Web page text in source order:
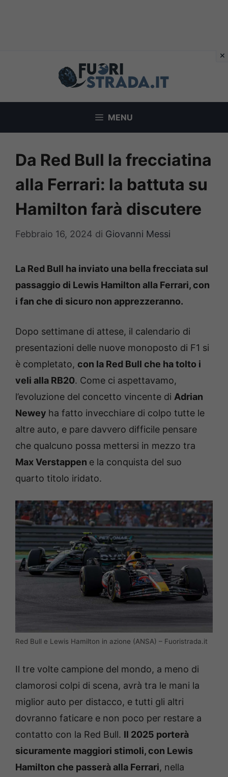
MENU
Da Red Bull la frecciatina
alla Ferrari: la battuta su
Hamilton farà discutere
Febbraio 16, 2024 di Giovanni Messi
La Red Bull ha inviato una bella frecciata sul
passaggio di Lewis Hamilton alla Ferrari, con
i fan che di sicuro non apprezzeranno.
Dopo settimane di attese, il calendario di
presentazioni delle nuove monoposto di F1 si
è completato, con la Red Bull che ha tolto i
veli alla RB20. Come ci aspettavamo,
l’evoluzione del concetto vincente di Adrian
Newey ha fatto invecchiare di colpo tutte le
altre auto, e pare davvero difficile pensare
che qualcuno possa mettersi in mezzo tra
Max Verstappen e la conquista del suo
quarto titolo iridato.
Red Bull e Lewis Hamilton in azione (ANSA) – Fuoristrada.it
Il tre volte campione del mondo, a meno di
clamorosi colpi di scena, avrà tra le mani la
miglior auto per distacco, e tutti gli altri
dovranno faticare e non poco per restare a
contatto con la Red Bull. Il 2025 porterà
sicuramente maggiori stimoli, con Lewis
Hamilton che passerà alla Ferrari, nella